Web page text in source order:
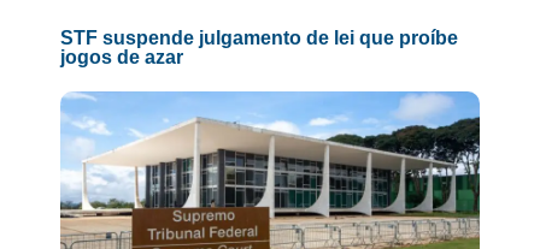
STF suspende julgamento de lei que proíbe
jogos de azar